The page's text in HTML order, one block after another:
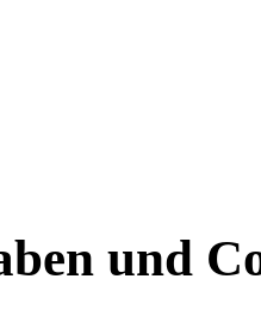
und